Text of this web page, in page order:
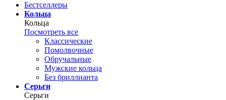
Бестселлеры
Кольца
Кольца
Посмотреть все
Классические
Помолвочные
Обручальные
Мужские кольца
Без бриллианта
Серьги
Серьги